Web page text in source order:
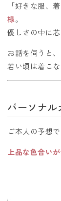
「好きな服、
様。
優しさの中に
お話を伺うと、
若い頃は着こ
パーソナ
ご本人の予想
上品な色合い